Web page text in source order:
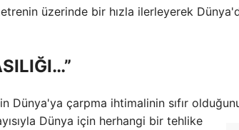
üzerinde bir hızla ilerleyerek
Dünya'ya çarpma ihtimalinin sıfır
Dünya için herhangi bir tehlike